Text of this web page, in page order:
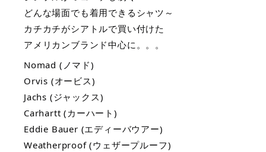
どんな場面でも着用できるシャツ～
カチカチがシアトルで買い付けた
アメリカンブランド中心に。。。
Nomad (ノマド)
Orvis (オービス)
Jachs (ジャックス)
Carhartt (カーハート)
Eddie Bauer (エディーバウアー)
Weatherproof (ウェザープルーフ)